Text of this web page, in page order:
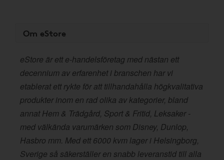
Om eStore
eStore är ett e-handelsföretag med nästan ett
decennium av erfarenhet i branschen har vi
etablerat ett rykte för att tillhandahålla högkvalitativa
produkter inom en rad olika av kategorier, bland
annat Hem & Trädgård, Sport & Fritid, Leksaker -
med välkända varumärken som Disney, Dunlop,
Hasbro mm. Med ett 6000 kvm lager i Helsingborg,
Sverige så säkerställer en snabb leveranstid till alla